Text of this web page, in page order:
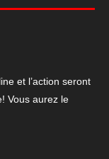
et l’action seront
Vous aurez le